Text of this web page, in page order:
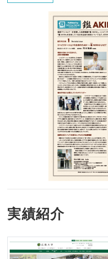
実績紹介